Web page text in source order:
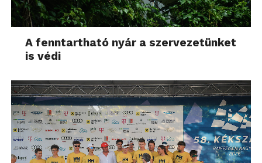
A fenntartható nyár a szervezetünket
is védi